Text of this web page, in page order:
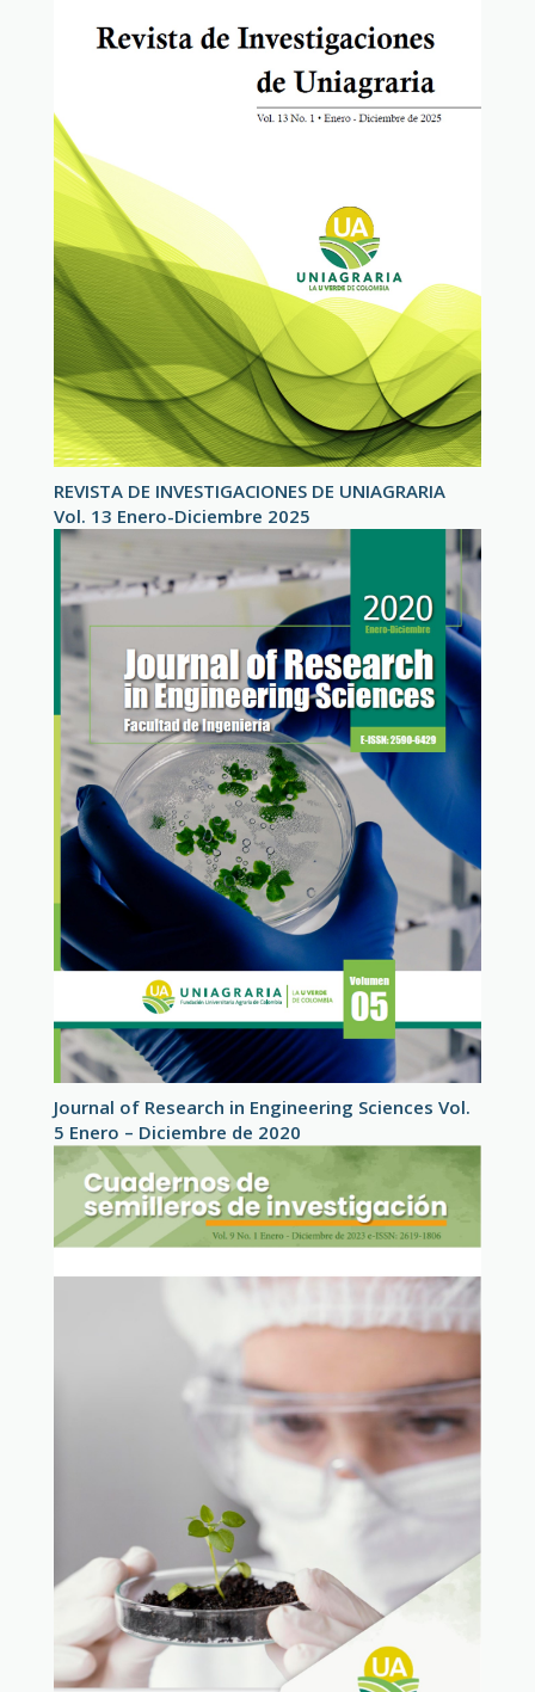
REVISTA DE INVESTIGACIONES DE UNIAGRARIA
Vol. 13 Enero-Diciembre 2025
Journal of Research in Engineering Sciences Vol.
5 Enero – Diciembre de 2020